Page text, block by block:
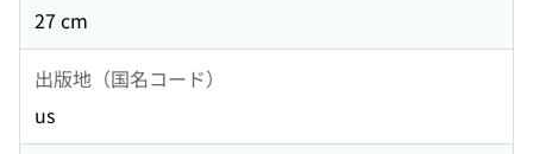
27 cm
出版地（国名コード）
us